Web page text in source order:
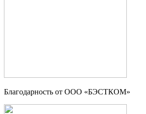
Благодарность от ООО «БЭСТКОМ»